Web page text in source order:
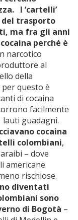
I ‘cartelli’
del trasporto
ma fra gli anni
perché è
narcotico
al
della
questo è
di cocaina
facilmente
guadagni.
cocaina
colombiani,
– dove
americane
rischiose.
diventati
sono
di Bogotà –